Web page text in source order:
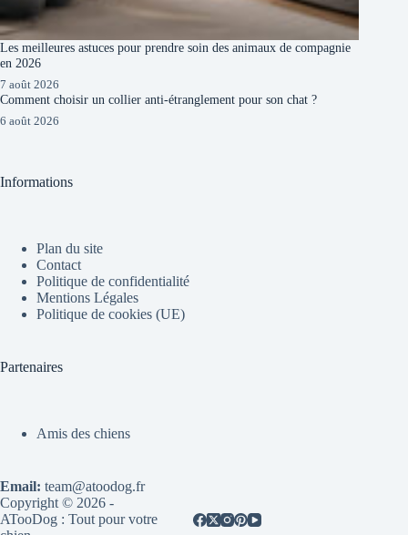
Les meilleures astuces pour prendre soin des animaux de compagnie
en 2026
7 août 2026
Comment choisir un collier anti-étranglement pour son chat ?
6 août 2026
Informations
Plan du site
Contact
Politique de confidentialité
Mentions Légales
Politique de cookies (UE)
Partenaires
Amis des chiens
Email: team@atoodog.fr
Copyright © 2026 -
ATooDog : Tout pour votre